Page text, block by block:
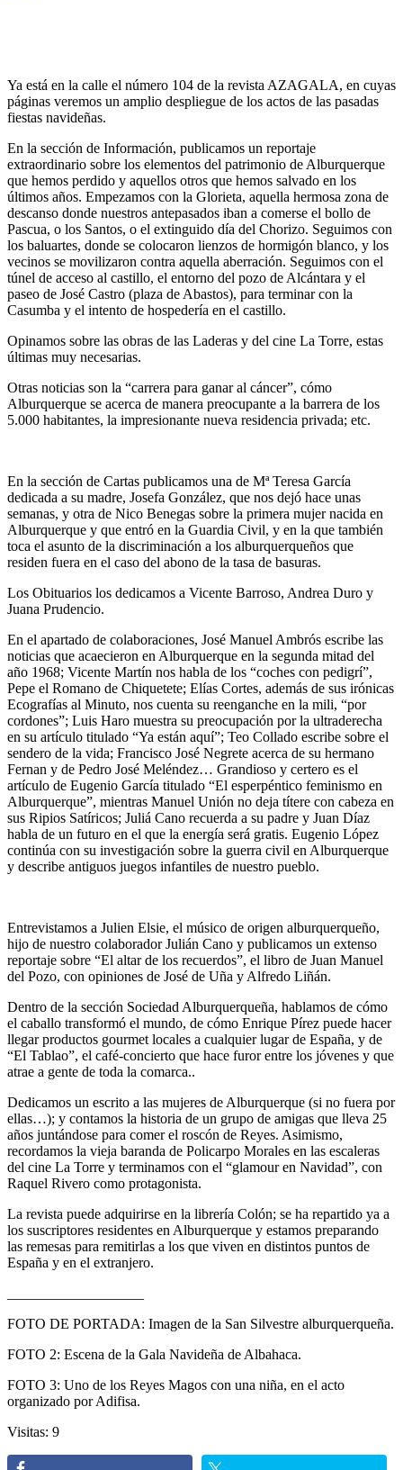
Ya está en la calle el número 104 de la revista AZAGALA, en cuyas
páginas veremos un amplio despliegue de los actos de las pasadas
fiestas navideñas.
En la sección de Información, publicamos un reportaje
extraordinario sobre los elementos del patrimonio de Alburquerque
que hemos perdido y aquellos otros que hemos salvado en los
últimos años. Empezamos con la Glorieta, aquella hermosa zona de
descanso donde nuestros antepasados iban a comerse el bollo de
Pascua, o los Santos, o el extinguido día del Chorizo. Seguimos con
los baluartes, donde se colocaron lienzos de hormigón blanco, y los
vecinos se movilizaron contra aquella aberración. Seguimos con el
túnel de acceso al castillo, el entorno del pozo de Alcántara y el
paseo de José Castro (plaza de Abastos), para terminar con la
Casumba y el intento de hospedería en el castillo.
Opinamos sobre las obras de las Laderas y del cine La Torre, estas
últimas muy necesarias.
Otras noticias son la “carrera para ganar al cáncer”, cómo
Alburquerque se acerca de manera preocupante a la barrera de los
5.000 habitantes, la impresionante nueva residencia privada; etc.
En la sección de Cartas publicamos una de Mª Teresa García
dedicada a su madre, Josefa González, que nos dejó hace unas
semanas, y otra de Nico Benegas sobre la primera mujer nacida en
Alburquerque y que entró en la Guardia Civil, y en la que también
toca el asunto de la discriminación a los alburquerqueños que
residen fuera en el caso del abono de la tasa de basuras.
Los Obituarios los dedicamos a Vicente Barroso, Andrea Duro y
Juana Prudencio.
En el apartado de colaboraciones, José Manuel Ambrós escribe las
noticias que acaecieron en Alburquerque en la segunda mitad del
año 1968; Vicente Martín nos habla de los “coches con pedigrí”,
Pepe el Romano de Chiquetete; Elías Cortes, además de sus irónicas
Ecografías al Minuto, nos cuenta su reenganche en la mili, “por
cordones”; Luis Haro muestra su preocupación por la ultraderecha
en su artículo titulado “Ya están aquí”; Teo Collado escribe sobre el
sendero de la vida; Francisco José Negrete acerca de su hermano
Fernan y de Pedro José Meléndez… Grandioso y certero es el
artículo de Eugenio García titulado “El esperpéntico feminismo en
Alburquerque”, mientras Manuel Unión no deja títere con cabeza en
sus Ripios Satíricos; Juliá Cano recuerda a su padre y Juan Díaz
habla de un futuro en el que la energía será gratis. Eugenio López
continúa con su investigación sobre la guerra civil en Alburquerque
y describe antiguos juegos infantiles de nuestro pueblo.
Entrevistamos a Julien Elsie, el músico de origen alburquerqueño,
hijo de nuestro colaborador Julián Cano y publicamos un extenso
reportaje sobre “El altar de los recuerdos”, el libro de Juan Manuel
del Pozo, con opiniones de José de Uña y Alfredo Liñán.
Dentro de la sección Sociedad Alburquerqueña, hablamos de cómo
el caballo transformó el mundo, de cómo Enrique Pírez puede hacer
llegar productos gourmet locales a cualquier lugar de España, y de
“El Tablao”, el café-concierto que hace furor entre los jóvenes y que
atrae a gente de toda la comarca..
Dedicamos un escrito a las mujeres de Alburquerque (si no fuera por
ellas…); y contamos la historia de un grupo de amigas que lleva 25
años juntándose para comer el roscón de Reyes. Asimismo,
recordamos la vieja baranda de Policarpo Morales en las escaleras
del cine La Torre y terminamos con el “glamour en Navidad”, con
Raquel Rivero como protagonista.
La revista puede adquirirse en la librería Colón; se ha repartido ya a
los suscriptores residentes en Alburquerque y estamos preparando
las remesas para remitirlas a los que viven en distintos puntos de
España y en el extranjero.
FOTO DE PORTADA: Imagen de la San Silvestre alburquerqueña.
FOTO 2: Escena de la Gala Navideña de Albahaca.
FOTO 3: Uno de los Reyes Magos con una niña, en el acto
organizado por Adifisa.
Visitas: 9